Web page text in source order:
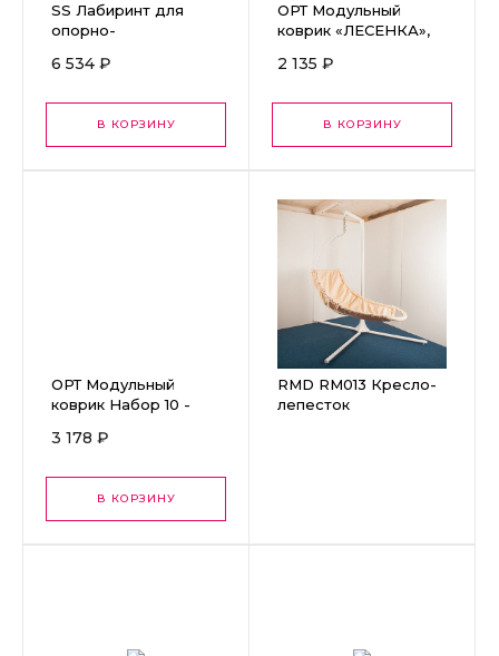
SS Лабиринт для
опорно-
аппарата №2
6 534 ₽
В КОРЗИНУ
ОРТ Модульный
коврик «ЛЕСЕНКА»,
2 135 ₽
В КОРЗИНУ
ОРТ Модульный
коврик Набор 10 -
3 178 ₽
В КОРЗИНУ
RMD RM013 Кресло-
лепесток